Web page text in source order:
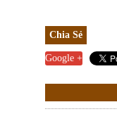
Chia Sẻ
Google +